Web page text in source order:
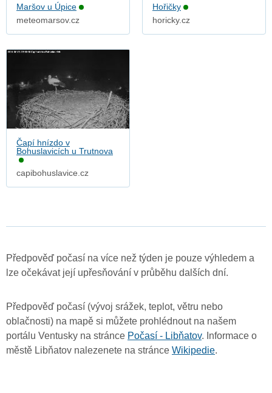
Maršov u Úpice
meteomarsov.cz
Hořičky
horicky.cz
Čapí hnízdo v
Bohuslavicích u Trutnova
capibohuslavice.cz
Předpověď počasí na více než týden je pouze výhledem a
lze očekávat její upřesňování v průběhu dalších dní.
Předpověď počasí (vývoj srážek, teplot, větru nebo
oblačnosti) na mapě si můžete prohlédnout na našem
portálu Ventusky na stránce Počasí - Libňatov. Informace o
městě Libňatov nalezenete na stránce Wikipedie.